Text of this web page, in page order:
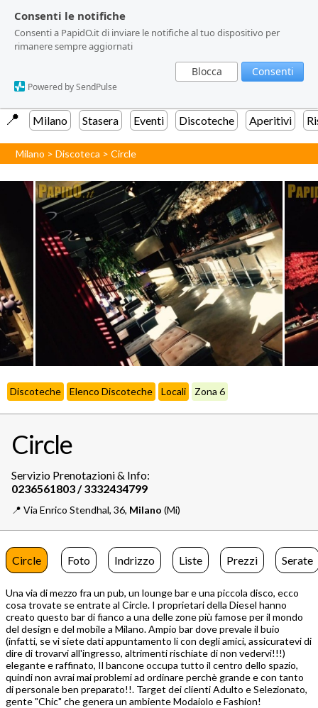
Consenti le notifiche
Consenti a PapidO.it di inviare le notifiche al tuo dispositivo per
rimanere sempre aggiornati
Blocca Consenti
Powered by SendPulse
Consenti le notifiche
Consenti a PapidO.it di inviare le notifiche al tuo dispositivo per
rimanere sempre aggiornati
Blocca Consenti
Powered by SendPulse
📍️ Milano Stasera Eventi Discoteche Aperitivi
Milano >Discoteca >Circle
Discoteche Elenco Discoteche Locali Zona 6
Circle
Servizio Prenotazioni & Info:
📍️ Via Enrico Stendhal, 36, Milano (Mi)
Circle Foto Indrizzo Liste Prezzi Serate
Una via di mezzo fra un pub, un lounge bar e una piccola disco, ecco
cosa trovate se entrate al Circle. I proprietari della Diesel hanno
creato questo bar di fianco a una delle zone più famose per il mondo
del design e del mobile a Milano. Ampio bar dove prevale il buio
(infatti, se vi siete dati appuntamento li con degli amici, assicuratevi di
dire di trovarvi all'ingresso, altrimenti rischiate di non vedervi!!!)
elegante e raffinato, Il bancone occupa tutto il centro dello spazio,
quindi non avrai mai problemi ad ordinare perchè grande e con tanto
di personale ben preparato!!. Target dei clienti Adulto e Selezionato,
gente "Chic" che genera un ambiente Modaiolo e Fashion!